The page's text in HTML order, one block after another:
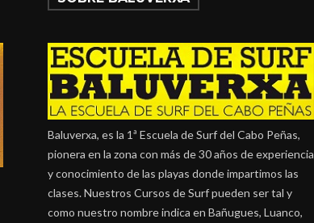
Baluverxa, es la 1ª Escuela de Surf del Cabo Peñas,
pionera en la zona con más de 30 años de experiencia
y conocimiento de las playas donde impartimos las
clases. Nuestros Cursos de Surf pueden ser tal y
como nuestro nombre indica en Bañugues, Luanco,